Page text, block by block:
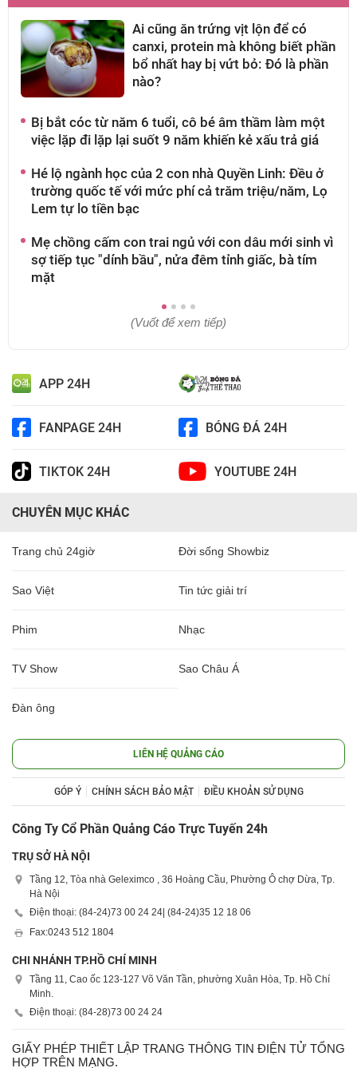
Ai cũng ăn trứng vịt lộn để có
canxi, protein mà không biết phần
bổ nhất hay bị vứt bỏ: Đó là phần
nào?
Bị bắt cóc từ năm 6 tuổi, cô bé âm thầm làm một
việc lặp đi lặp lại suốt 9 năm khiến kẻ xấu trả giá
Hé lộ ngành học của 2 con nhà Quyền Linh: Đều ở
trường quốc tế với mức phí cả trăm triệu/năm, Lọ
Lem tự lo tiền bạc
Mẹ chồng cấm con trai ngủ với con dâu mới sinh vì
sợ tiếp tục "dính bầu", nửa đêm tỉnh giấc, bà tím
mặt
(Vuốt để xem tiếp)
APP 24H
FANPAGE 24H BÓNG ĐÁ 24H
TIKTOK 24H YOUTUBE 24H
CHUYÊN MỤC KHÁC
Trang chủ 24giờ Đời sống Showbiz
Sao Việt Tin tức giải trí
Phim Nhạc
TV Show Sao Châu Á
Đàn ông
LIÊN HỆ QUẢNG CÁO
GÓP Ý CHÍNH SÁCH BẢO MẬT ĐIỀU KHOẢN SỬ DỤNG
Công Ty Cổ Phần Quảng Cáo Trực Tuyến 24h
TRỤ SỞ HÀ NỘI
Tầng 12, Tòa nhà Geleximco , 36 Hoàng Cầu, Phường Ô chợ Dừa, Tp.
Hà Nội
Điện thoại: (84-24)73 00 24 24 | (84-24)35 12 18 06
Fax:0243 512 1804
CHI NHÁNH TP.HỒ CHÍ MINH
Tầng 11, Cao ốc 123-127 Võ Văn Tần, phường Xuân Hòa, Tp. Hồ Chí
Minh.
Điện thoại: (84-28)73 00 24 24
GIẤY PHÉP THIẾT LẬP TRANG THÔNG TIN ĐIỆN TỬ TỔNG
HỢP TRÊN MẠNG.